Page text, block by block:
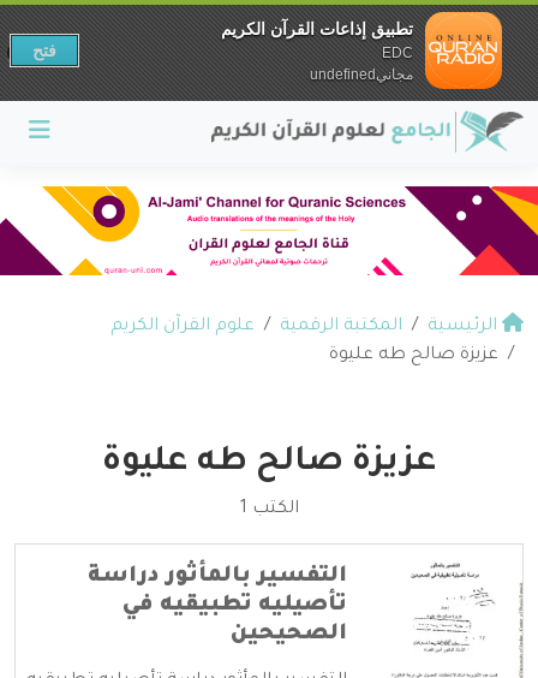
الرئيسية المكتبة الرقمية
علوم القرآن الكريم
عزيزة صالح طه عليوة
عزيزة صالح طه عليوة
الكتب 1
التفسير بالمأثور دراسة
تأصيليه تطبيقيه في
الصحيحين
تطبيق إذاعات القرآن الكريم
EDC
مجانيundefined
فتح